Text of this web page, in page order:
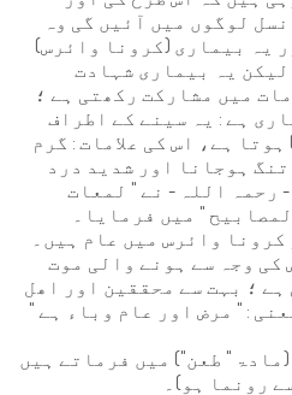
لوگوں میں آئیں گی وہ
یہ بیماری (کرونا وائرس)
یہ بیماری شہادت
میں مشارکت رکھتی ہے ؛
ہے : یہ سینے کے اطراف
ہے، اس کی علامات : گرم
ہوجانا اور شدید درد
رحمہ اللہ - نے " لمعات
" میں فرمایا۔
کرونا وائرس میں عام ہیں۔
کی وجہ سے ہونے والی موت
؛ بہت سے محققین اور اھل
: " مرض اور عام وباء ہے "
" طعن") میں فرماتے ہیں
رونما ہو)۔